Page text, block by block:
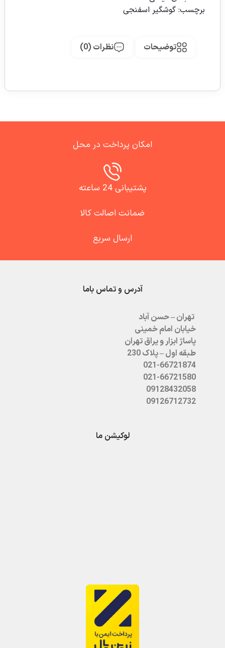
برچسب: گوشگیر اسفنجی
توضیحات نظرات (0)
امکان پرداخت در محل
پشتیبانی 24 ساعته
ضمانت اصالت کالا
ارسال سریع
آدرس و تماس باما
تهران – حسن آباد
خیابان امام خمینی
پاساژ ابزار و یراق تهران
طبقه اول – پلاک 230
021-66721874
021-66721580
09128432058
09126712732
لوکیشن ما